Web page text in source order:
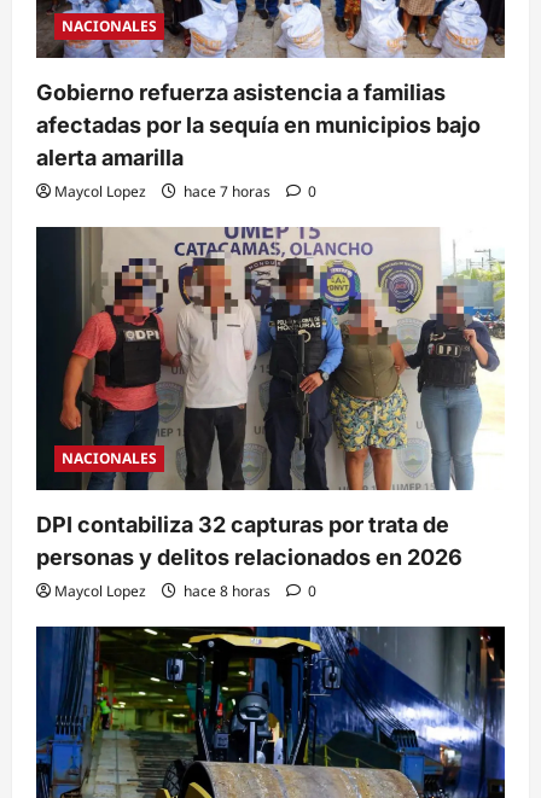
NACIONALES
Gobierno refuerza asistencia a familias
afectadas por la sequía en municipios bajo
alerta amarilla
Maycol Lopez hace 7 horas 0
NACIONALES
DPI contabiliza 32 capturas por trata de
personas y delitos relacionados en 2026
Maycol Lopez hace 8 horas 0